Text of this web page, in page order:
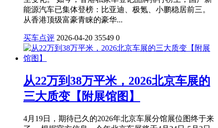
能源汽车已集体登榜：比亚迪、极氪、小鹏稳居前三。
从香港顶级富豪青睐的豪华...
买车点评 2026-04-20 35549 0
从22万到38万平米，2026北京车展的
三大质变【附展馆图】
4月19日，期待已久的2026年北京车展分馆展位图终于来